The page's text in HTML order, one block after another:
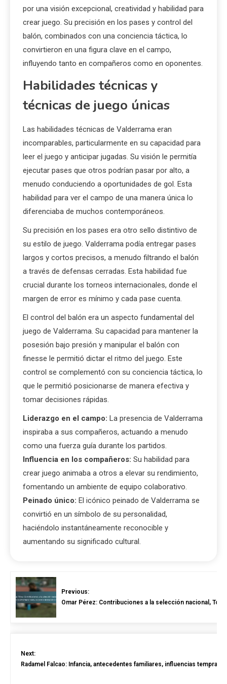
por una visión excepcional, creatividad y habilidad para
crear juego. Su precisión en los pases y control del
balón, combinados con una conciencia táctica, lo
convirtieron en una figura clave en el campo,
influyendo tanto en compañeros como en oponentes.
Habilidades técnicas y
técnicas de juego únicas
Las habilidades técnicas de Valderrama eran
incomparables, particularmente en su capacidad para
leer el juego y anticipar jugadas. Su visión le permitía
ejecutar pases que otros podrían pasar por alto, a
menudo conduciendo a oportunidades de gol. Esta
habilidad para ver el campo de una manera única lo
diferenciaba de muchos contemporáneos.
Su precisión en los pases era otro sello distintivo de
su estilo de juego. Valderrama podía entregar pases
largos y cortos precisos, a menudo filtrando el balón
a través de defensas cerradas. Esta habilidad fue
crucial durante los torneos internacionales, donde el
margen de error es mínimo y cada pase cuenta.
El control del balón era un aspecto fundamental del
juego de Valderrama. Su capacidad para mantener la
posesión bajo presión y manipular el balón con
finesse le permitió dictar el ritmo del juego. Este
control se complementó con su conciencia táctica, lo
que le permitió posicionarse de manera efectiva y
tomar decisiones rápidas.
Liderazgo en el campo: La presencia de Valderrama
inspiraba a sus compañeros, actuando a menudo
como una fuerza guía durante los partidos.
Influencia en los compañeros: Su habilidad para
crear juego animaba a otros a elevar su rendimiento,
fomentando un ambiente de equipo colaborativo.
Peinado único: El icónico peinado de Valderrama se
convirtió en un símbolo de su personalidad,
haciéndolo instantáneamente reconocible y
aumentando su significado cultural.
Previous:
Omar Pérez: Contribuciones a la selección nacional,
Next:
Radamel Falcao: Infancia, antecedentes familiares, influencias tempranas